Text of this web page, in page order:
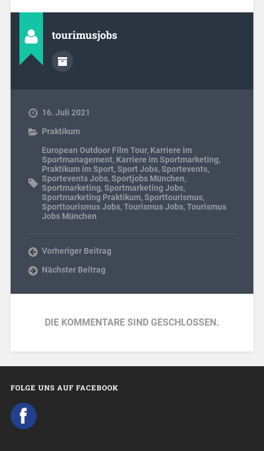
tourimusjobs
16. Juli 2021
Praktikum
European Outdoor Film Tour, Karriere im
Sportmanagement, Karriere im Sportmarketing,
Praktikum im Sport,Sport Jobs,Sportevents,
Sportevents Jobs,Sportjobs München,
Sportmarketing,Sportmarketing Jobs,
Sportmarketing Praktikum,Sporttourismus,
Sporttourismus Jobs,Tourismus Jobs,Tourismus
Jobs München
Vorheriger Beitrag
Nächster Beitrag
DIE KOMMENTARE SIND GESCHLOSSEN.
FOLGE UNS AUF FACEBOOK